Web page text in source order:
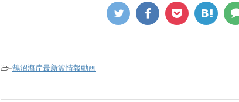
-鵠沼海岸最新波情報動画